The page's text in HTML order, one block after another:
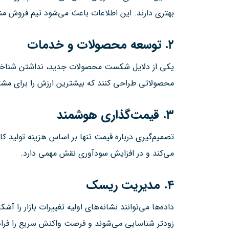
بهتری دارند. این اطلاعات باعث می‌شود تیم فروش
۲. توسعه محصولات و خدمات
یکی از دلایل شکست محصولات جدید، نداشتن
محصولاتی طراحی کنند که بیشترین ارزش را برای
۳. قیمت‌گذاری هوشمند
تصمیم‌گیری درباره قیمت تنها بر اساس هزینه تولید
می‌کند و در افزایش سودآوری نقش مهمی دارد.
۴. مدیریت ریسک
داده‌ها می‌توانند نشانه‌های اولیه تغییرات بازار را
زودتر شناسایی می‌شوند و فرصت واکنش سریع را